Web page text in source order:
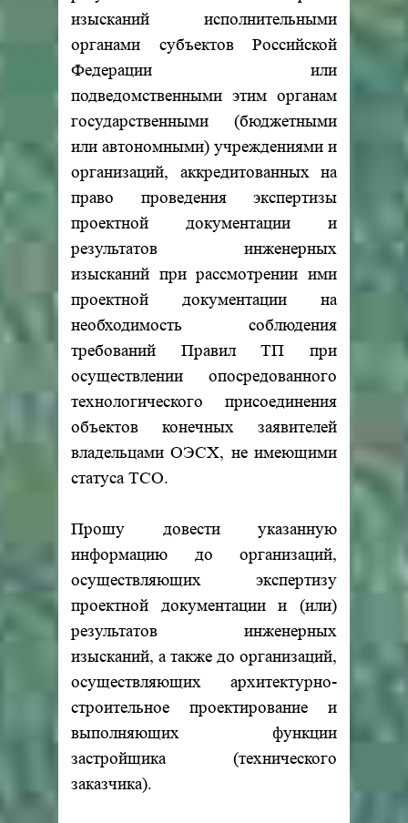
изысканий исполнительными
органами субъектов Российской
Федерации или
подведомственными этим органам
государственными (бюджетными
или автономными) учреждениями и
организаций, аккредитованных на
право проведения экспертизы
проектной документации и
результатов инженерных
изысканий при рассмотрении ими
проектной документации на
необходимость соблюдения
требований Правил ТП при
осуществлении опосредованного
технологического присоединения
объектов конечных заявителей
владельцами ОЭСХ, не имеющими
статуса ТСО.
Прошу довести указанную
информацию до организаций,
осуществляющих экспертизу
проектной документации и (или)
результатов инженерных
изысканий, а также до организаций,
осуществляющих архитектурно-
строительное проектирование и
выполняющих функции
застройщика (технического
заказчика).